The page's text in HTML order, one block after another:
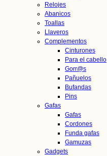
Relojes
Abanicos
Toallas
Llaveros
Complementos
Cinturones
Para el cabello
Gorr@s
Pañuelos
Bufandas
Pins
Gafas
Gafas
Cordones
Funda gafas
Gamuzas
Gadgets